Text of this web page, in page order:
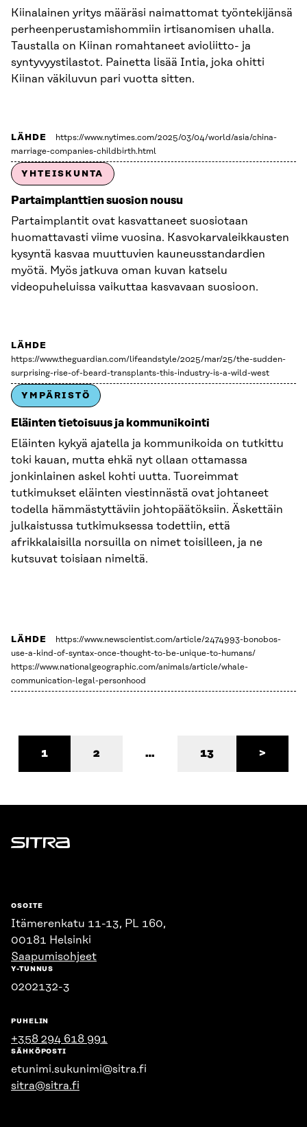
Kiinalainen yritys määräsi naimattomat työntekijänsä
perheenperustamishommiin irtisanomisen uhalla.
Taustalla on Kiinan romahtaneet avioliitto- ja
syntyvyystilastot. Painetta lisää Intia, joka ohitti
Kiinan väkiluvun pari vuotta sitten.
LÄHDE
https://www.nytimes.com/2025/03/04/world/asia/china-
marriage-companies-childbirth.html
YHTEISKUNTA
Partaimplanttien suosion nousu
Partaimplantit ovat kasvattaneet suosiotaan
huomattavasti viime vuosina. Kasvokarvaleikkausten
kysyntä kasvaa muuttuvien kauneusstandardien
myötä. Myös jatkuva oman kuvan katselu
videopuheluissa vaikuttaa kasvavaan suosioon.
LÄHDE
https://www.theguardian.com/lifeandstyle/2025/mar/25/the-sudden-
surprising-rise-of-beard-transplants-this-industry-is-a-wild-west
YMPÄRISTÖ
Eläinten tietoisuus ja kommunikointi
Eläinten kykyä ajatella ja kommunikoida on tutkittu
toki kauan, mutta ehkä nyt ollaan ottamassa
jonkinlainen askel kohti uutta. Tuoreimmat
tutkimukset eläinten viestinnästä ovat johtaneet
todella hämmästyttäviin johtopäätöksiin. Äskettäin
julkaistussa tutkimuksessa todettiin, että
afrikkalaisilla norsuilla on nimet toisilleen, ja ne
kutsuvat toisiaan nimeltä.
LÄHDE
https://www.newscientist.com/article/2474993-bonobos-
use-a-kind-of-syntax-once-thought-to-be-unique-to-humans/
https://www.nationalgeographic.com/animals/article/whale-
communication-legal-personhood
Sivu
1 Sivu
2 … Sivu
13
sivu
>
Sitra
OSOITE
Itämerenkatu 11-13, PL 160,
00181 Helsinki
Saapumisohjeet
Y-TUNNUS
0202132-3
PUHELIN
+358 294 618 991
SÄHKÖPOSTI
etunimi.sukunimi@sitra.fi
sitra@sitra.fi